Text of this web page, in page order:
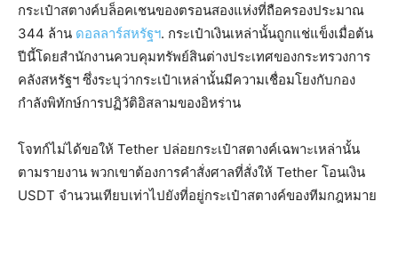
กระเป๋าสตางค์บล็อคเชนของตรอนสองแห่งที่ถือครองประมาณ
344 ล้าน ดอลลาร์สหรัฐฯ. กระเป๋าเงินเหล่านั้นถูกแช่แข็งเมื่อต้น
ปีนี้โดยสำนักงานควบคุมทรัพย์สินต่างประเทศของกระทรวงการ
คลังสหรัฐฯ ซึ่งระบุว่ากระเป๋าเหล่านั้นมีความเชื่อมโยงกับกอง
กำลังพิทักษ์การปฏิวัติอิสลามของอิหร่าน
โจทก์ไม่ได้ขอให้ Tether ปล่อยกระเป๋าสตางค์เฉพาะเหล่านั้น
ตามรายงาน พวกเขาต้องการคำสั่งศาลที่สั่งให้ Tether โอนเงิน
USDT จำนวนเทียบเท่าไปยังที่อยู่กระเป๋าสตางค์ของทีมกฎหมาย